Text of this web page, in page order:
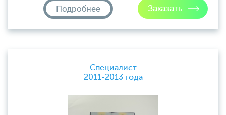
Подробнее
Специалист
2011-2013 года